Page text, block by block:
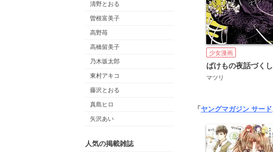
清野とおる
曽根富美子
高野苺
高橋留美子
乃木坂太郎
東村アキコ
藤沢とおる
真島ヒロ
矢沢あい
人気の掲載雑誌
少女漫画
ばけもの夜話づくし
マツリ
「ヤングマガジン サード